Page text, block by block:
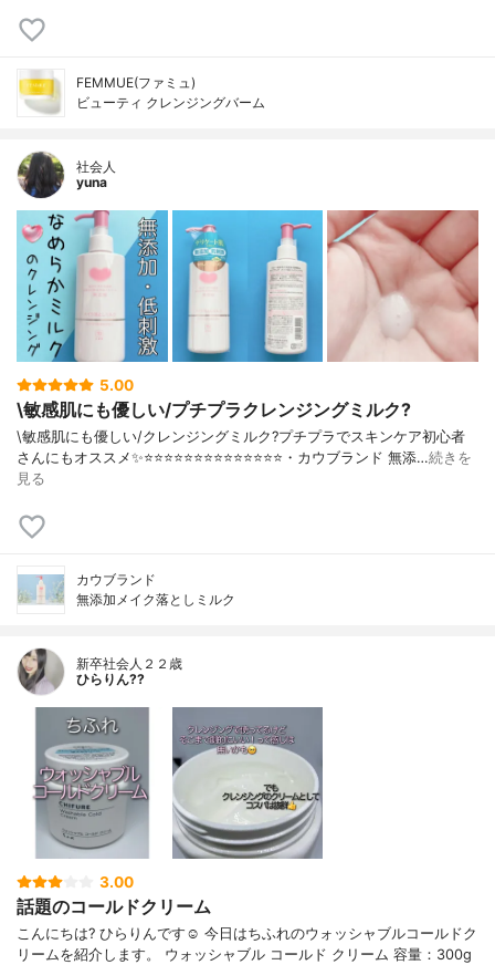
FEMMUE(ファミュ)
ビューティ クレンジングバーム
社会人
yuna
5.00
\敏感肌にも優しい/プチプラクレンジングミルク?
\敏感肌にも優しい/クレンジングミルク?プチプラでスキンケア初心者
さんにもオススメ✨⭐️⭐️⭐️⭐️⭐️⭐️⭐️⭐️⭐️⭐️⭐️⭐️⭐️⭐️・カウブランド 無添…続きを
見る
カウブランド
無添加メイク落としミルク
新卒社会人２２歳
ひらりん??
3.00
話題のコールドクリーム
こんにちは? ひらりんです☺️ 今日はちふれのウォッシャブルコールドク
リームを紹介します。 ウォッシャブル コールド クリーム 容量：300g